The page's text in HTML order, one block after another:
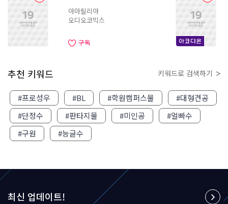
청
청
아마릴리아
오디오코믹스
구독
청
추천 키워드
#프로성우 #BL #학원캠퍼스물
#대형견공
#단정수
#판타지물 #미인공
#얼빠수
#구원
#능글수
키워드로 검색하기
최신 업데이트!